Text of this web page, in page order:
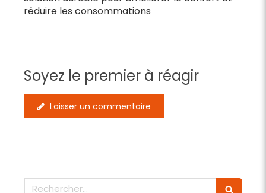
réduire les consommations
Soyez le premier à réagir
Laisser un commentaire
Rechercher